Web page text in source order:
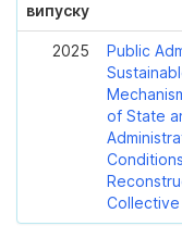
випуску
2025
Public
of State